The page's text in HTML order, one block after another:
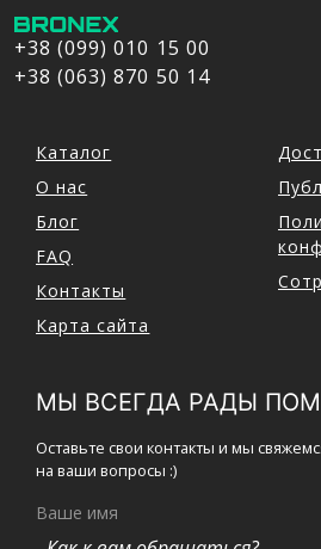
+38 (099) 010 15 00
+38 (063) 870 50 14
Каталог
О нас
Блог
FAQ
Контакты
Карта сайта
МЫ ВСЕГДА РАДЫ
Оставьте свои контакты и мы
на ваши вопросы :)
Ваше имя